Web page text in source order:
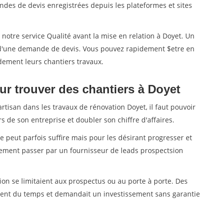
de devis enregistrées depuis les plateformes et sites
service Qualité avant la mise en relation à Doyet. Un
demande de devis. Vous pouvez rapidement $etre en
leurs chantiers travaux.
trouver des chantiers à Doyet
dans les travaux de rénovation Doyet, il faut pouvoir
de son entreprise et doubler son chiffre d'affaires.
peut parfois suffire mais pour les désirant progresser et
passer par un fournisseur de leads prospectsion
se limitaient aux prospectus ou au porte à porte. Des
du temps et demandait un investissement sans garantie